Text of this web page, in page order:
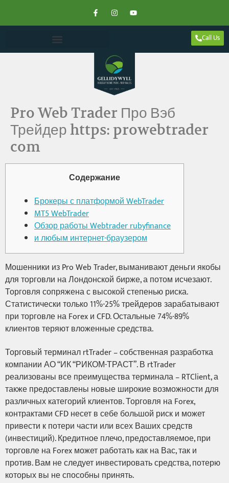
Call Us
Pro Web Trader Про Вэб
Трейдер https: prowebtrader
com
Содержание
Брокеры с платформой WebTrader
MT5 WebTrader
Обзор работы Webtrader rubyfinance
и любым интернет-браузером
Мошенники из Pro Web Trader, выманивают деньги якобы
для торговли на Лондонской бирже, а потом исчезают.
Торговля сопряжена с высокой степенью риска.
Статистически только 11%-25% трейдеров зарабатывают
при торговле на Forex и CFD. Остальные 74%-89%
клиентов теряют вложенные средства.
Торговый терминал rtTrader – собственная разработка
компании АО “ИК “РИКОМ-ТРАСТ”. В rtTrader
реализованы все преимущества терминала – RTClient, а
также предоставлены новые широкие возможности для
различных категорий клиентов. Торговля на Forex,
контрактами CFD несет в себе большой риск и может
привести к потери части или всех Ваших средств
(инвестиций). Кредитное плечо, предоставляемое, при
торговле на Forex может работать как на Вас, так и
против. Вам не следует инвестировать средства, потерю
которых вы не способны принять.